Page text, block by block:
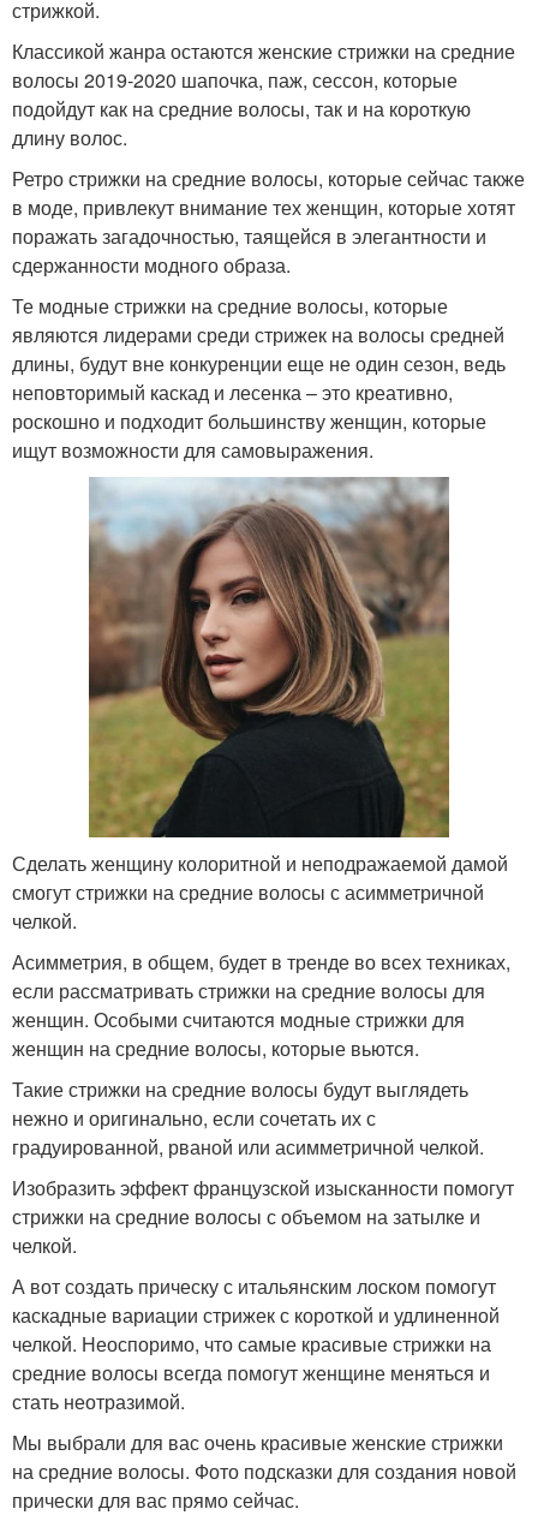
стрижкой.
Классикой жанра остаются женские стрижки на средние
волосы 2019-2020 шапочка, паж, сессон, которые
подойдут как на средние волосы, так и на короткую
длину волос.
Ретро стрижки на средние волосы, которые сейчас также
в моде, привлекут внимание тех женщин, которые хотят
поражать загадочностью, таящейся в элегантности и
сдержанности модного образа.
Те модные стрижки на средние волосы, которые
являются лидерами среди стрижек на волосы средней
длины, будут вне конкуренции еще не один сезон, ведь
неповторимый каскад и лесенка – это креативно,
роскошно и подходит большинству женщин, которые
ищут возможности для самовыражения.
Сделать женщину колоритной и неподражаемой дамой
смогут стрижки на средние волосы с асимметричной
челкой.
Асимметрия, в общем, будет в тренде во всех техниках,
если рассматривать стрижки на средние волосы для
женщин. Особыми считаются модные стрижки для
женщин на средние волосы, которые вьются.
Такие стрижки на средние волосы будут выглядеть
нежно и оригинально, если сочетать их с
градуированной, рваной или асимметричной челкой.
Изобразить эффект французской изысканности помогут
стрижки на средние волосы с объемом на затылке и
челкой.
А вот создать прическу с итальянским лоском помогут
каскадные вариации стрижек с короткой и удлиненной
челкой. Неоспоримо, что самые красивые стрижки на
средние волосы всегда помогут женщине меняться и
стать неотразимой.
Мы выбрали для вас очень красивые женские стрижки
на средние волосы. Фото подсказки для создания новой
прически для вас прямо сейчас.